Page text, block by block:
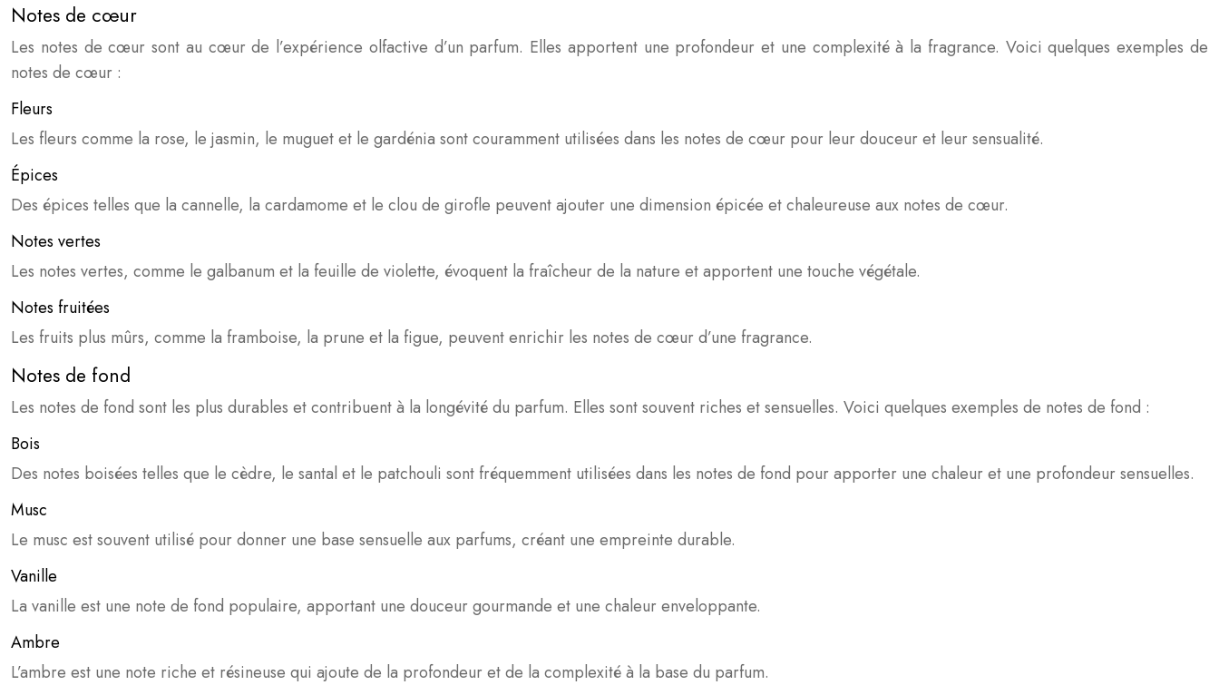
Notes de cœur
Les notes de cœur sont au cœur de l’expérience olfactive d’un parfum. Elles apportent une profondeur et une complexité à la fragrance. Voici quelques exemples de
notes de cœur :
Fleurs
Les fleurs comme la rose, le jasmin, le muguet et le gardénia sont couramment utilisées dans les notes de cœur pour leur douceur et leur sensualité.
Épices
Des épices telles que la cannelle, la cardamome et le clou de girofle peuvent ajouter une dimension épicée et chaleureuse aux notes de cœur.
Notes vertes
Les notes vertes, comme le galbanum et la feuille de violette, évoquent la fraîcheur de la nature et apportent une touche végétale.
Notes fruitées
Les fruits plus mûrs, comme la framboise, la prune et la figue, peuvent enrichir les notes de cœur d’une fragrance.
Notes de fond
Les notes de fond sont les plus durables et contribuent à la longévité du parfum. Elles sont souvent riches et sensuelles. Voici quelques exemples de notes de fond :
Bois
Des notes boisées telles que le cèdre, le santal et le patchouli sont fréquemment utilisées dans les notes de fond pour apporter une chaleur et une profondeur sensuelles.
Musc
Le musc est souvent utilisé pour donner une base sensuelle aux parfums, créant une empreinte durable.
Vanille
La vanille est une note de fond populaire, apportant une douceur gourmande et une chaleur enveloppante.
Ambre
L’ambre est une note riche et résineuse qui ajoute de la profondeur et de la complexité à la base du parfum.